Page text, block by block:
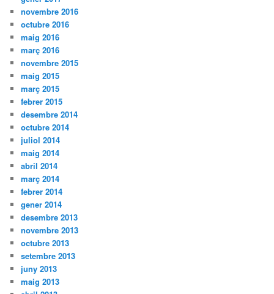
novembre 2016
octubre 2016
maig 2016
març 2016
novembre 2015
maig 2015
març 2015
febrer 2015
desembre 2014
octubre 2014
juliol 2014
maig 2014
abril 2014
març 2014
febrer 2014
gener 2014
desembre 2013
novembre 2013
octubre 2013
setembre 2013
juny 2013
maig 2013